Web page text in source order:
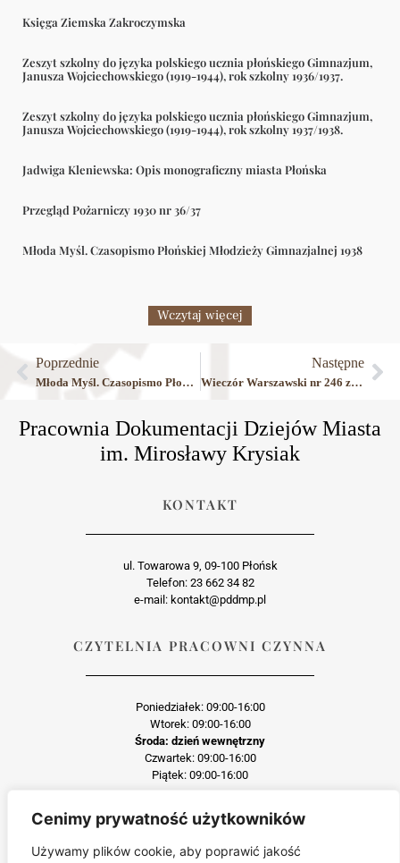
Cenimy prywatność użytkowników
Używamy plików cookie, aby poprawić jakość
Księga Ziemska Zakroczymska
Zeszyt szkolny do języka polskiego ucznia płońskiego Gimnazjum,
Janusza Wojciechowskiego (1919-1944), rok szkolny 1936/1937.
Zeszyt szkolny do języka polskiego ucznia płońskiego Gimnazjum,
Janusza Wojciechowskiego (1919-1944), rok szkolny 1937/1938.
Jadwiga Kleniewska: Opis monograficzny miasta Płońska
Przegląd Pożarniczy 1930 nr 36/37
Młoda Myśl. Czasopismo Płońskiej Młodzieży Gimnazjalnej 1938
Wczytaj więcej
Poprzednie
Młoda Myśl. Czasopismo Płońskiej Młodzieży Gimnazjalnej 1938
Następne
Wieczór Warszawski nr 246 z dn. 31 sierpnia 1939 roku
Pracownia Dokumentacji Dziejów Miasta
im. Mirosławy Krysiak
KONTAKT
ul. Towarowa 9, 09-100 Płońsk
Telefon: 23 662 34 82
e-mail: kontakt@pddmp.pl
CZYTELNIA PRACOWNI CZYNNA
Poniedziałek: 09:00-16:00
Wtorek: 09:00-16:00
Środa: dzień wewnętrzny
Czwartek: 09:00-16:00
Piątek: 09:00-16:00
Każda reprodukcja lub adaptacja całości bądź części materiału, niezależnie od
zastosowanej techniki reprodukcji jest surowo zabroniona
Jakiekolwiek kopiowanie, reprodukcja lub publikacja prezentowanego materiału